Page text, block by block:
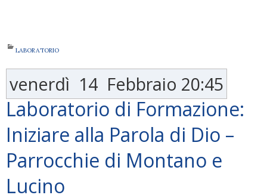
LABORATORIO
venerdì 14 Febbraio 20:45
Laboratorio di Formazione:
Iniziare alla Parola di Dio –
Parrocchie di Montano e
Lucino